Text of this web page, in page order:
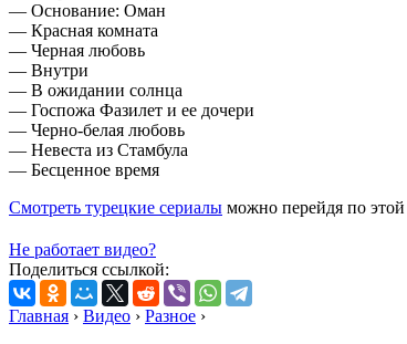
— Основание: Оман
— Красная комната
— Черная любовь
— Внутри
— В ожидании солнца
— Госпожа Фазилет и ее дочери
— Черно-белая любовь
— Невеста из Стамбула
— Бесценное время
Смотреть турецкие сериалы можно перейдя по этой
Не работает видео?
Поделиться ссылкой:
Главная › Видео › Разное ›